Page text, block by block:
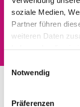
soziale Medien,
Partner führen
weiteren Daten
Notwendig
Präferenzen
Dies